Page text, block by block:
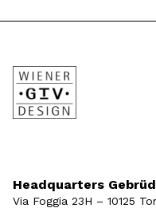
Headquarters
Via Foggia 23H – 10125